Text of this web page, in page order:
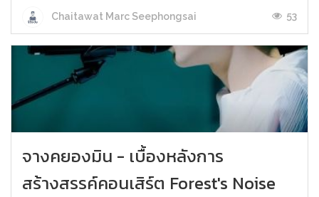
Chaitawat Marc Seephongsai 53
จางคยองมิน - เบื้องหลังการ
สร้างสรรค์คอนเสิร์ต Forest's Noise